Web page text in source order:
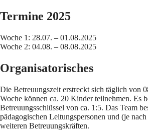
Termine 2025
Woche 1: 28.07. – 01.08.2025
Woche 2: 04.08. – 08.08.2025
Organisatorisches
Die Betreuungszeit erstreckt sich täglich von
Woche können ca. 20 Kinder teilnehmen. Es
Betreuungsschlüssel von ca. 1:5. Das Team
pädagogischen Leitungspersonen und (je
weiteren Betreuungskräften.